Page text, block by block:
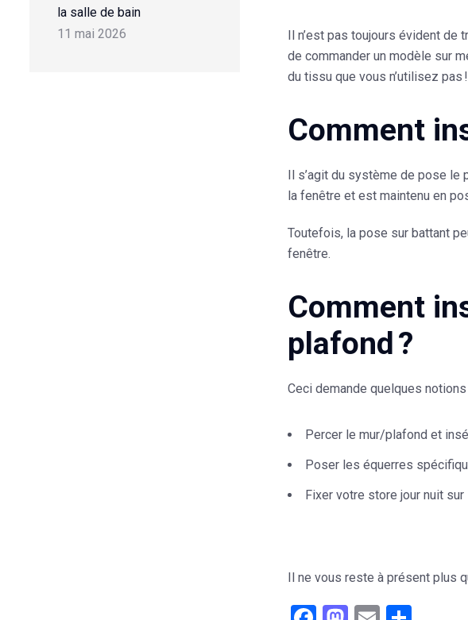
la salle de bain
11 mai 2026
Il n’est pas toujours évident de
de commander un modèle sur
du tissu que vous n’utilisez pas !
Comment
Il s’agit du système de pose le
la fenêtre et est maintenu en
Toutefois, la pose sur battant
fenêtre.
Comment
plafond ?
Ceci demande quelques
Percer le mur/plafond et
Poser les équerres
Fixer votre store jour nuit
Il ne vous reste à présent plus